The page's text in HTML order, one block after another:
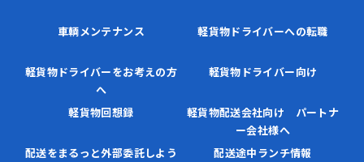
車輌メンテナンス 軽貨物ドライバーへの転職
軽貨物ドライバーをお考えの方
へ
軽貨物ドライバー向け
軽貨物回想録
軽貨物配送会社向け パートナ
ー会社様へ
配送をまるっと外部委託しよう
配送途中ランチ情報